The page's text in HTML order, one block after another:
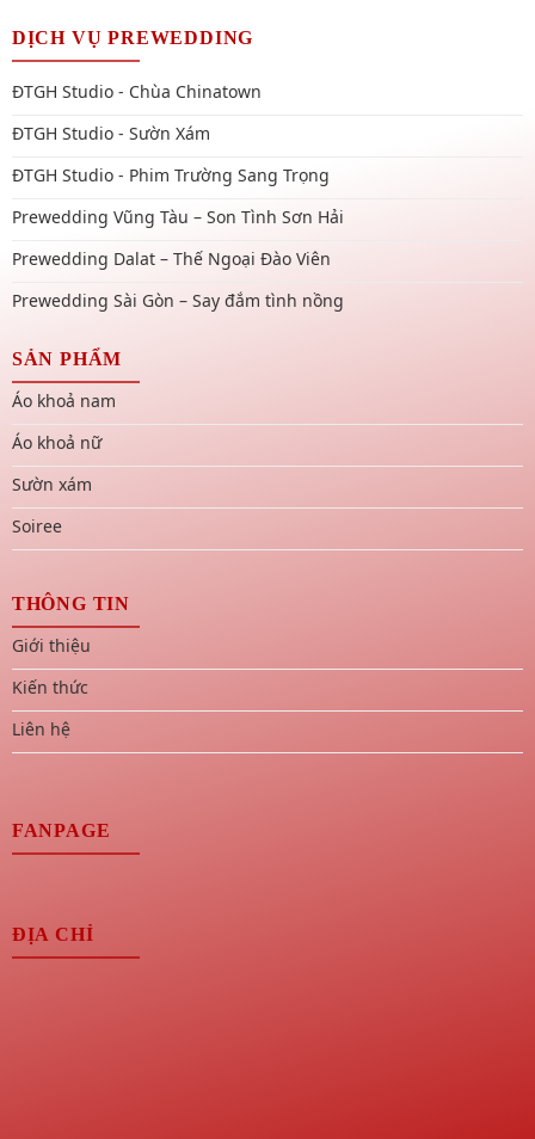
DỊCH VỤ PREWEDDING
ĐTGH Studio - Chùa Chinatown
ĐTGH Studio - Sườn Xám
ĐTGH Studio - Phim Trường Sang Trọng
Prewedding Vũng Tàu – Son Tình Sơn Hải
Prewedding Dalat – Thế Ngoại Đào Viên
Prewedding Sài Gòn – Say đắm tình nồng
SẢN PHẨM
Áo khoả nam
Áo khoả nữ
Sườn xám
Soiree
THÔNG TIN
Giới thiệu
Kiến thức
Liên hệ
FANPAGE
ĐỊA CHỈ